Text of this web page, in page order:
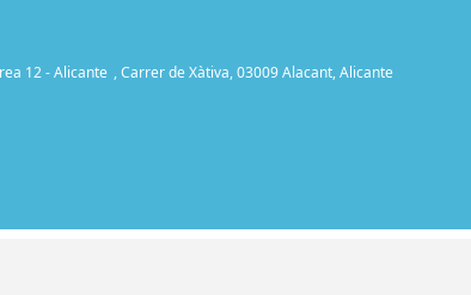
12 - Alicante , Carrer de Xàtiva, 03009 Alacant, Alicante